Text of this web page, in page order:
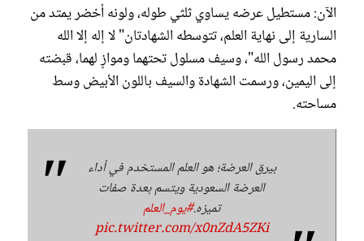
الآن: مستطيل عرضه يساوي ثلثي طوله، ولونه أخضر يمتد من
السارية إلى نهاية العلم، تتوسطه الشهادتان" لا إله إلا الله
محمد رسول الله"، وسيف مسلول تحتهما وموازٍ لهما، قبضته
إلى اليمين، ورسمت الشهادة والسيف باللون الأبيض وسط
مساحته.
بيرق العرضة؛ هو العلم المستخدم في أداء
العرضة السعودية ويتسم بعدة صفات
تميزه.#يوم_العلم
pic.twitter.com/x0nZdA5ZKi